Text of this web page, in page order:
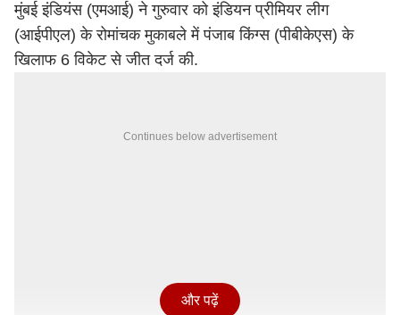
मुंबई इंडियंस (एमआई) ने गुरुवार को इंडियन प्रीमियर लीग
(आईपीएल) के रोमांचक मुकाबले में पंजाब किंग्स (पीबीकेएस) के
खिलाफ 6 विकेट से जीत दर्ज की.
Continues below advertisement
और पढ़ें